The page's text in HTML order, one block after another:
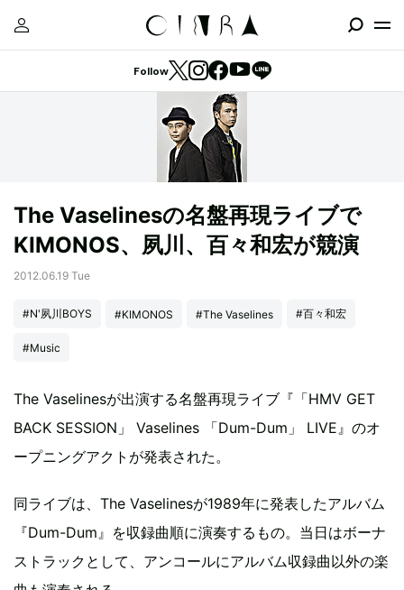
Follow
The Vaselinesの名盤再現ライブで
KIMONOS、夙川、百々和宏が競演
2012.06.19 Tue
#N'夙川BOYS #KIMONOS #The Vaselines #百々和宏
#Music
The Vaselinesが出演する名盤再現ライブ『「HMV GET
BACK SESSION」 Vaselines 「Dum-Dum」 LIVE』のオ
ープニングアクトが発表された。
同ライブは、The Vaselinesが1989年に発表したアルバム
『Dum-Dum』を収録曲順に演奏するもの。当日はボーナ
ストラックとして、アンコールにアルバム収録曲以外の楽